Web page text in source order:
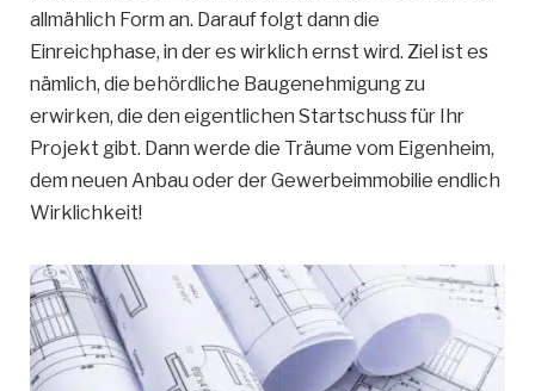
allmählich Form an. Darauf folgt dann die
Einreichphase, in der es wirklich ernst wird. Ziel ist es
nämlich, die behördliche Baugenehmigung zu
erwirken, die den eigentlichen Startschuss für Ihr
Projekt gibt. Dann werde die Träume vom Eigenheim,
dem neuen Anbau oder der Gewerbeimmobilie endlich
Wirklichkeit!